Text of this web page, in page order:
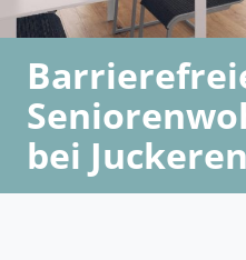
bei Juckeren